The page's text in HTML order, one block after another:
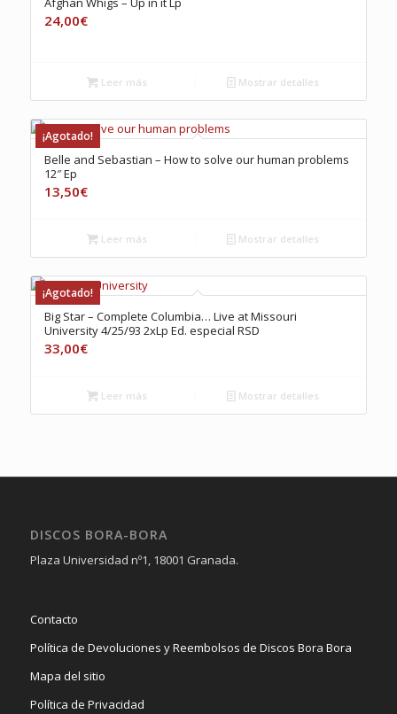
24,00€
Leer más Mostrar detalles
¡Agotado!
Belle and Sebastian – How to solve our human problems
12″ Ep
13,50€
Leer más Mostrar detalles
¡Agotado!
Big Star – Complete Columbia… Live at Missouri
University 4/25/93 2xLp Ed. especial RSD
33,00€
Leer más Mostrar detalles
DISCOS BORA-BORA
Plaza Universidad nº1, 18001 Granada.
Contacto
Política de Devoluciones y Reembolsos de Discos Bora Bora
Mapa del sitio
Política de Privacidad